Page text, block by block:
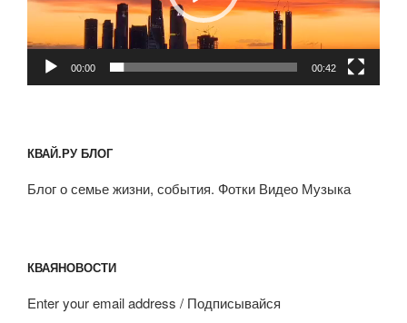
00:00 00:42
КВАЙ.РУ БЛОГ
Блог о семье жизни, события. Фотки Видео Музыка
КВАЯНОВОСТИ
Enter your email address / Подписывайся